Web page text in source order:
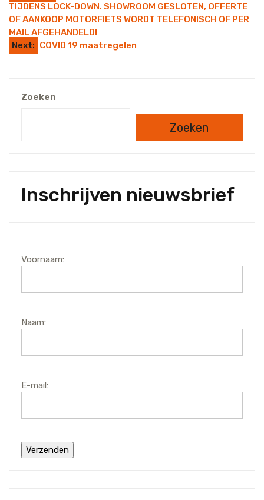
TIJDENS LOCK-DOWN. SHOWROOM GESLOTEN, OFFERTE
OF AANKOOP MOTORFIETS WORDT TELEFONISCH OF PER
MAIL AFGEHANDELD!
Next: COVID 19 maatregelen
Zoeken
Zoeken
Inschrijven nieuwsbrief
Voornaam:
Naam:
E-mail: